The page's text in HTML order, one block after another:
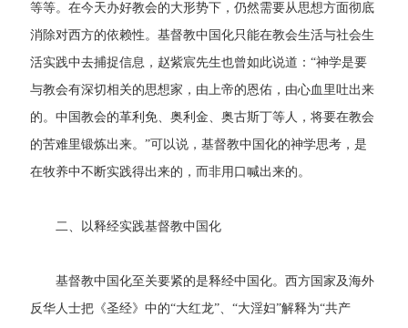
等等。在今天办好教会的大形势下，仍然需要从思想方面彻底
消除对西方的依赖性。基督教中国化只能在教会生活与社会生
活实践中去捕捉信息，赵紫宸先生也曾如此说道：“神学是要
与教会有深切相关的思想家，由上帝的恩佑，由心血里吐出来
的。中国教会的革利免、奥利金、奥古斯丁等人，将要在教会
的苦难里锻炼出来。”可以说，基督教中国化的神学思考，是
在牧养中不断实践得出来的，而非用口喊出来的。
二、以释经实践基督教中国化
基督教中国化至关要紧的是释经中国化。西方国家及海外
反华人士把《圣经》中的“大红龙”、“大淫妇”解释为“共产